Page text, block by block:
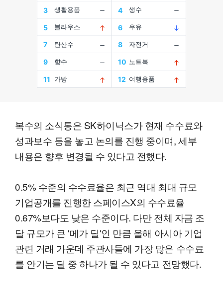
복수의 소식통은 SK하이닉스가 현재 수수료와
성과보수 등을 놓고 논의를 진행 중이며, 세부
내용은 향후 변경될 수 있다고 전했다.
0.5% 수준의 수수료율은 최근 역대 최대 규모
기업공개를 진행한 스페이스X의 수수료율
0.67%보다도 낮은 수준이다. 다만 전체 자금 조
달 규모가 큰 '메가 딜'인 만큼 올해 아시아 기업
관련 거래 가운데 주관사들에 가장 많은 수수료
를 안기는 딜 중 하나가 될 수 있다고 전망했다.